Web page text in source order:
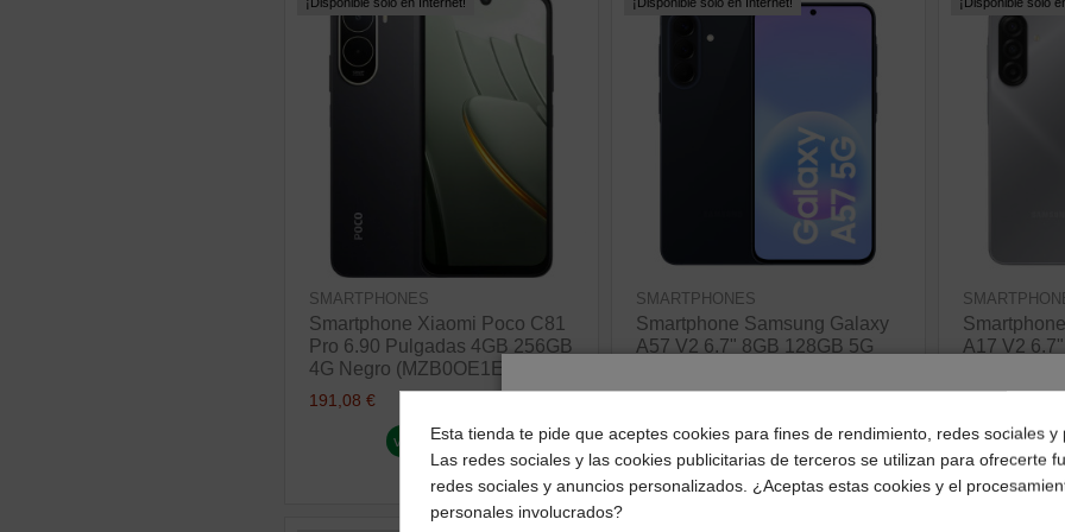
SMARTPHONES
Smartphone Xiaomi Poco C81
Pro 6.90 Pulgadas 4GB 256GB
4G Negro (MZB0OE1EU)
191,08 €
ver producto
SMARTPHONES
Smartphone Samsung Galaxy
A57 V2 6.7" 8GB 128GB 5G
A576BDBBEUE)
ver producto
A17 V2
Gris (SM-
¿Dónde deseas recibir tu pedido?
Selecciona tu ubicación para mostrarte los precios e
impuestos correctos para tu región.
Esta tienda te pide que aceptes cookies para fines de rendimiento, redes sociales y
Las redes sociales y las cookies publicitarias de terceros se utilizan para ofrecerte
redes sociales y anuncios personalizados. ¿Aceptas estas cookies y el
personales involucrados?